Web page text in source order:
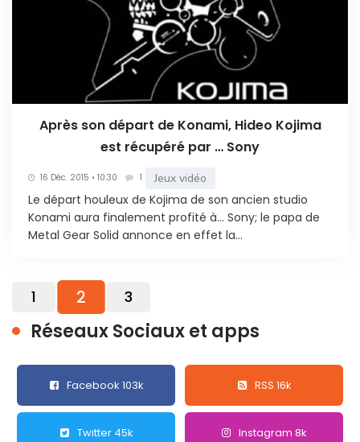
Après son départ de Konami, Hideo Kojima
est récupéré par … Sony
16 Déc. 2015 • 10:30 1 Jeux vidéo
Le départ houleux de Kojima de son ancien studio
Konami aura finalement profité à… Sony; le papa de
Metal Gear Solid annonce en effet la...
1 2 3
Réseaux Sociaux et apps
Facebook 103k RSS 16k
Twitter 45k Instagram 8k